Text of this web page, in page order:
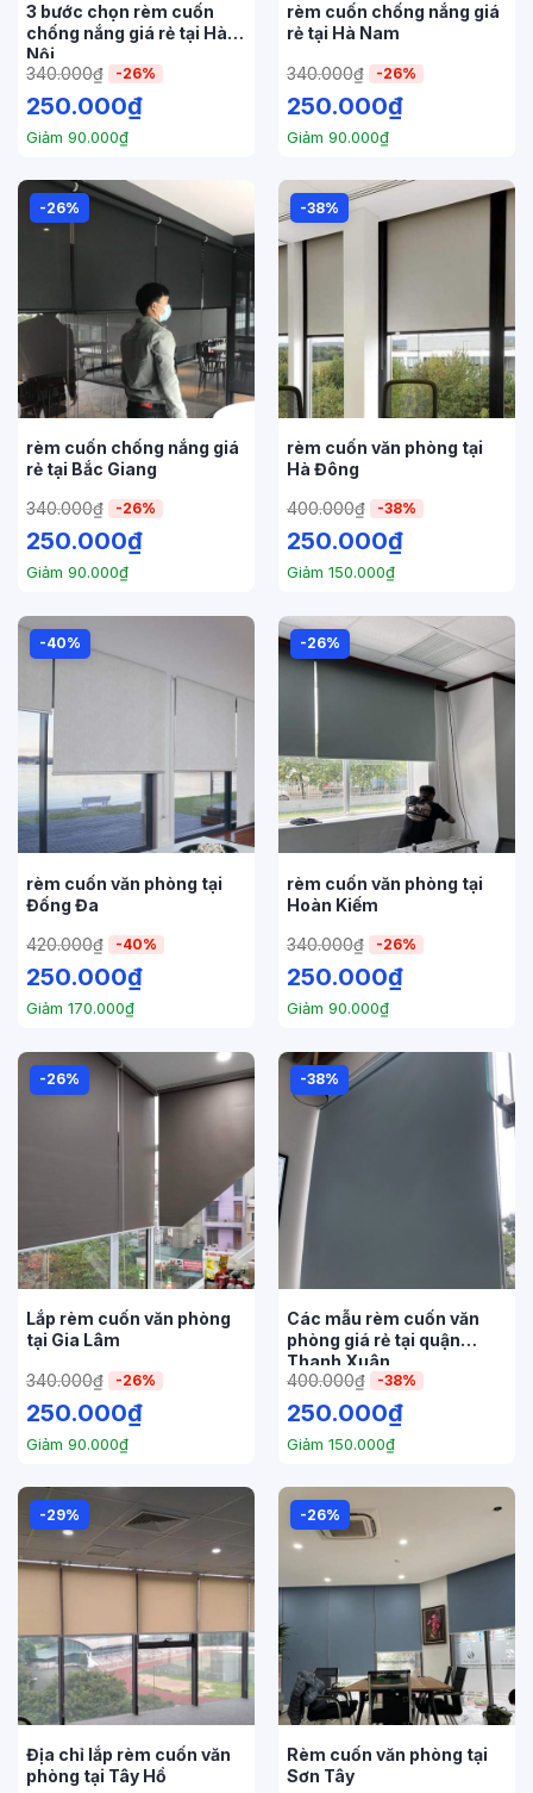
3 bước chọn rèm cuốn
chống nắng giá rẻ tại Hà
Nội
340.000₫ -26%
250.000₫
Giảm 90.000₫
rèm cuốn chống nắng giá
rẻ tại Hà Nam
340.000₫ -26%
250.000₫
Giảm 90.000₫
-26%
rèm cuốn chống nắng giá
rẻ tại Bắc Giang
340.000₫ -26%
250.000₫
Giảm 90.000₫
-38%
rèm cuốn văn phòng tại
Hà Đông
400.000₫ -38%
250.000₫
Giảm 150.000₫
-40%
rèm cuốn văn phòng tại
Đống Đa
420.000₫ -40%
250.000₫
Giảm 170.000₫
-26%
rèm cuốn văn phòng tại
Hoàn Kiếm
340.000₫ -26%
250.000₫
Giảm 90.000₫
-26%
Lắp rèm cuốn văn phòng
tại Gia Lâm
340.000₫ -26%
250.000₫
Giảm 90.000₫
-38%
Các mẫu rèm cuốn văn
phòng giá rẻ tại quận
Thanh Xuân
400.000₫ -38%
250.000₫
Giảm 150.000₫
-29%
Địa chỉ lắp rèm cuốn văn
phòng tại Tây Hồ
-26%
Rèm cuốn văn phòng tại
Sơn Tây